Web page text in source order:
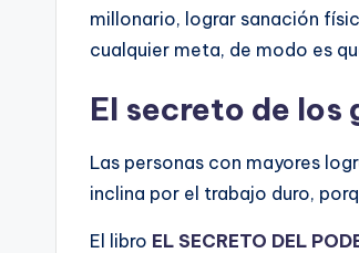
millonario, lograr sanación
cualquier meta, de modo es
El secreto de los
Las personas con mayores
inclina por el trabajo duro,
El libro EL SECRETO DEL